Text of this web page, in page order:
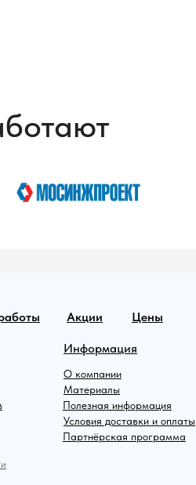
Информация
О компании
Материалы
Полезная информация
Условия доставки и оплаты
Партнёрская программа
Акции Цены